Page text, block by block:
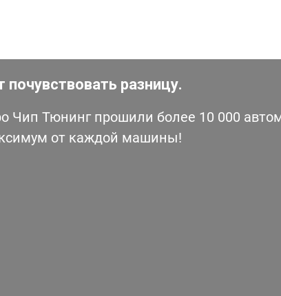
разницу.
Чип Тюнинг прошили более 10 000
от каждой машины!